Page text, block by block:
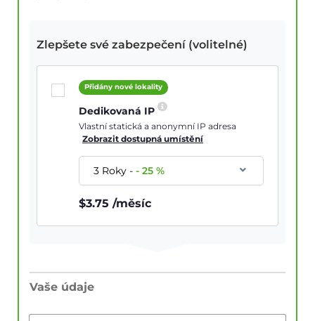
Zlepšete své zabezpečení (volitelné)
Přidány nové lokality
Dedikovaná IP
Vlastní statická a anonymní IP adresa
Zobrazit dostupná umístění
3 Roky--25 %
$3.75 /měsíc
Vaše údaje